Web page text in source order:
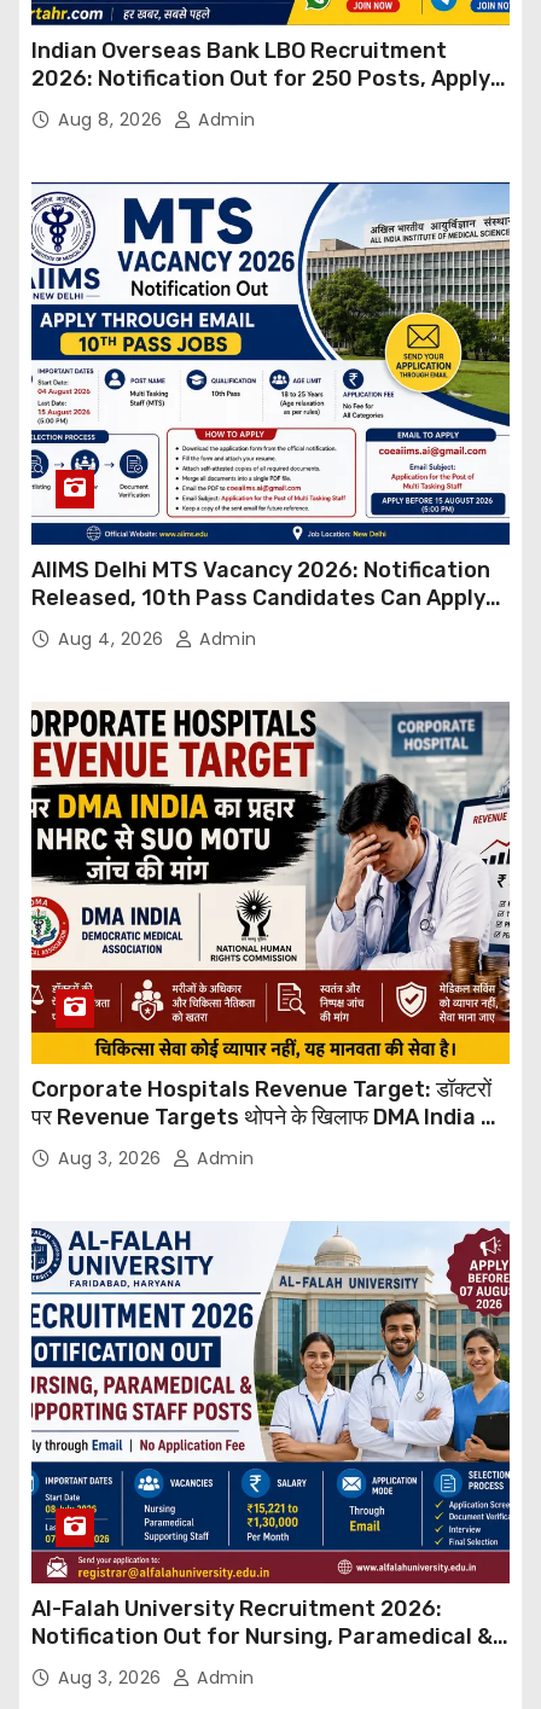
Indian Overseas Bank LBO Recruitment
2026: Notification Out for 250 Posts, Apply
OnlineAug 8, 2026 Admin
AIIMS Delhi MTS Vacancy 2026: Notification
Released, 10th Pass Candidates Can Apply
Through Email
Aug 4, 2026 Admin
Corporate Hospitals Revenue Target: डॉक्टरों
पर Revenue Targets थोपने के खिलाफ DMA India का
बड़ा कदम, NHRC से Suo Motu जांच की मांग
Aug 3, 2026 Admin
Al-Falah University Recruitment 2026:
Notification Out for Nursing, Paramedical &
Supporting Staff Posts, Apply Through Email
Aug 3, 2026 Admin